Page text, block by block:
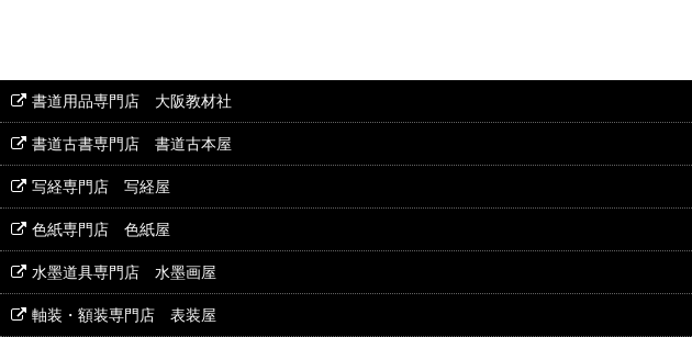
書道用品専門店 大阪教材社
書道古書専門店 書道古本屋
写経専門店 写経屋
色紙専門店 色紙屋
水墨道具専門店 水墨画屋
軸装・額装専門店 表装屋